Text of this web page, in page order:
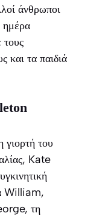
άνθρωποι
ημέρα
τους
και τα παιδιά
γιορτή του
Kate
William,
τη